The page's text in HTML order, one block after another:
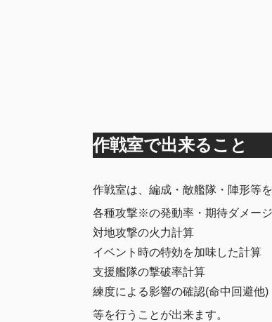
作戦室で出来ること
作戦室は、編成・敵艦隊・陣形等
各種攻撃※の発動率・期待ダメージ
対地攻撃の火力計算
イベント時の特効を加味した計算
支援艦隊の撃破率計算
練度による影響の確認(命中回避他)
等を行うことが出来ます。